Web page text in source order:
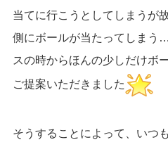
当てに行こうとしてしまうが
側にボールが当たってしまう
スの時からほんの少しだけボ
ご提案いただきました
そうすることによって、いつ